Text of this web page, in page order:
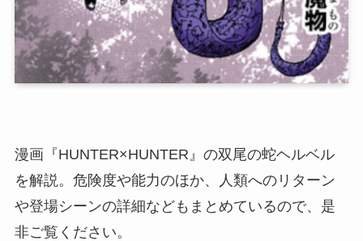
漫画『HUNTER×HUNTER』の双尾の蛇ヘルベル
を解説。危険度や能力のほか、人類へのリターン
や登場シーンの詳細などもまとめているので、是
非ご覧ください。